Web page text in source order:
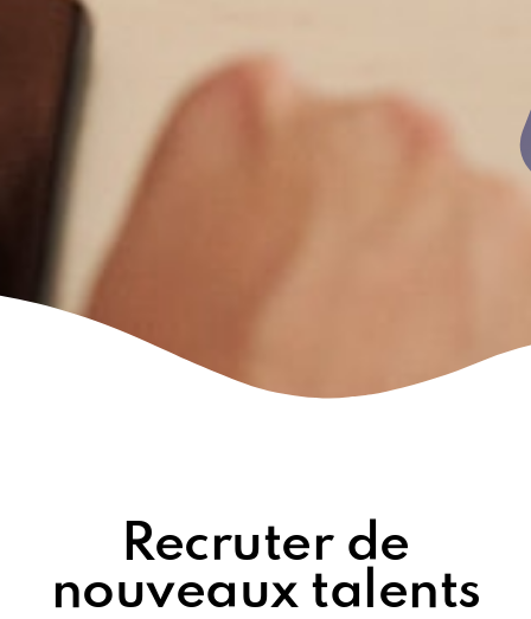
Recruter de
nouveaux talents